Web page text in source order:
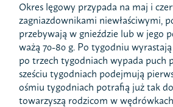
Okres lęgowy przypada na maj i
zagniazdownikami niewłaściwymi,
przebywają w gnieździe lub w jego
ważą 70-80 g. Po tygodniu
po trzech tygodniach wypada puch
sześciu tygodniach podejmują
ośmiu tygodniach potrafią już tak
towarzyszą rodzicom w